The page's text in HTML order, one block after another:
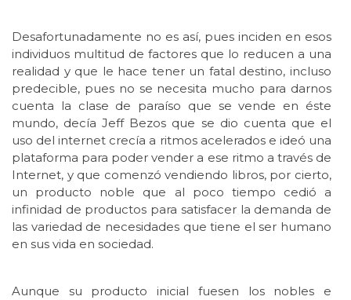
Desafortunadamente no es así, pues inciden en esos
individuos multitud de factores que lo reducen a una
realidad y que le hace tener un fatal destino, incluso
predecible, pues no se necesita mucho para darnos
cuenta la clase de paraíso que se vende en éste
mundo, decía Jeff Bezos que se dio cuenta que el
uso del internet crecía a ritmos acelerados e ideó una
plataforma para poder vender a ese ritmo a través de
Internet, y que comenzó vendiendo libros, por cierto,
un producto noble que al poco tiempo cedió a
infinidad de productos para satisfacer la demanda de
las variedad de necesidades que tiene el ser humano
en sus vida en sociedad.
Aunque su producto inicial fuesen los nobles e